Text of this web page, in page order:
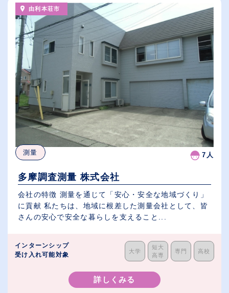
由利本荘市
測量 7人
多摩調査測量 株式会社
会社の特徴 測量を通じて「安心・安全な地域づくり」
に貢献 私たちは、地域に根差した測量会社として、皆
さんの安心で安全な暮らしを支えること...
インターンシップ
受け入れ可能対象
大学
短大
高専
専門 高校
詳しくみる